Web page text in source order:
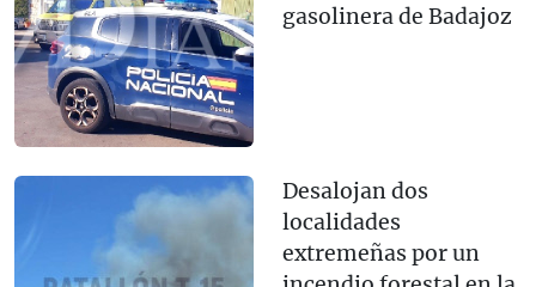
gasolinera de Badajoz
Desalojan dos
localidades
extremeñas por un